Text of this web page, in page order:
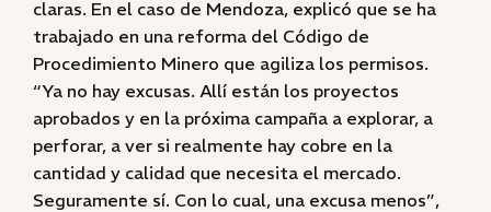
claras. En el caso de Mendoza, explicó que se ha
trabajado en una reforma del Código de
Procedimiento Minero que agiliza los permisos.
“Ya no hay excusas. Allí están los proyectos
aprobados y en la próxima campaña a explorar, a
perforar, a ver si realmente hay cobre en la
cantidad y calidad que necesita el mercado.
Seguramente sí. Con lo cual, una excusa menos”,